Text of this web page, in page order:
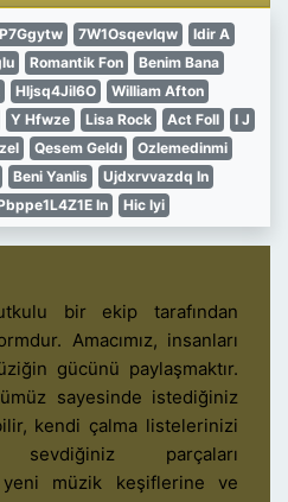
7W1Osqevlqw
Idir A
Romantik Fon
Benim Bana
Hljsq4Jil6O
William Afton
Y Hfwze Lisa Rock Act Foll
I J
Qesem Geldı
Ozlemedinmi
Beni Yanlis
Ujdxrvvazdq In
In Hic Iyi
bir ekip tarafından
Amacımız, insanları
gücünü paylaşmaktır.
sayesinde istediğiniz
kendi çalma listelerinizi
parçaları
müzik keşiflerine ve